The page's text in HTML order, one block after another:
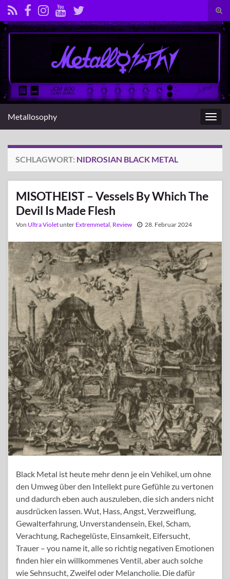
Search for:
Metallosophy
SCHLAGWORT: NIDROSIAN BLACK METAL
MISOTHEIST – Vessels By Which The
Devil Is Made Flesh
Von Ultra Violetunter Extremmetal Review 28. Februar 2024
Black Metal ist heute mehr denn je ein Vehikel, um ohne
den Umweg über den Intellekt pure Gefühle zu vertonen
und dadurch eben auch auszuleben, die sich anders nicht
ausdrücken lassen. Wut, Hass, Angst, Verzweiflung,
Gewalterfahrung, Unverstandensein, Ekel, Scham,
Verachtung, Rachegelüste, Einsamkeit, Eifersucht,
Trauer – you name it, alle so richtig negativen Emotionen
finden hier ein willkommenes Ventil, aber auch solche
wie Sehnsucht, Zweifel oder Melancholie. Die dafür